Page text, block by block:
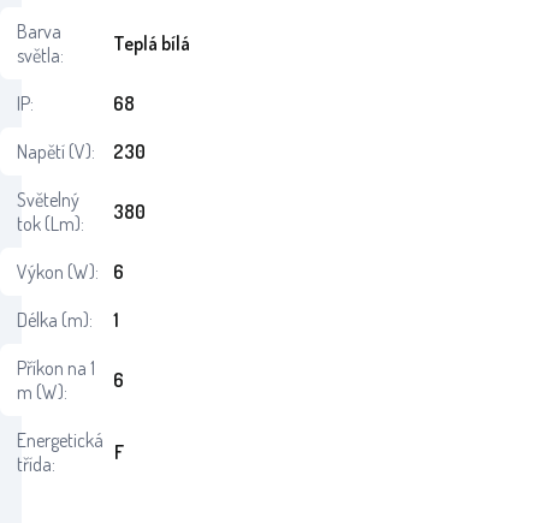
Barva
světla:
Teplá bílá
IP:
68
Napětí (V):
230
Světelný
tok (Lm):
380
Výkon (W):
6
Délka (m):
1
Příkon na 1
m (W):
6
Energetická
třída:
F